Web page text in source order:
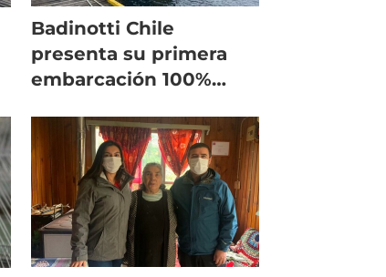
Badinotti Chile
presenta su primera
embarcación 100%
operaciones